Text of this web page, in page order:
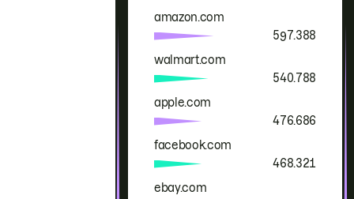
amazon.com
597.388
walmart.com
540.788
apple.com
476.686
facebook.com
468.321
ebay.com